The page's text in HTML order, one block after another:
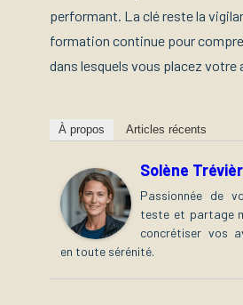
performant. La clé reste la
formation continue pour
dans lesquels vous placez votre
À propos Articles récents
Solène
Passionnée de
teste et partage
concrétiser vos
en toute sérénité.